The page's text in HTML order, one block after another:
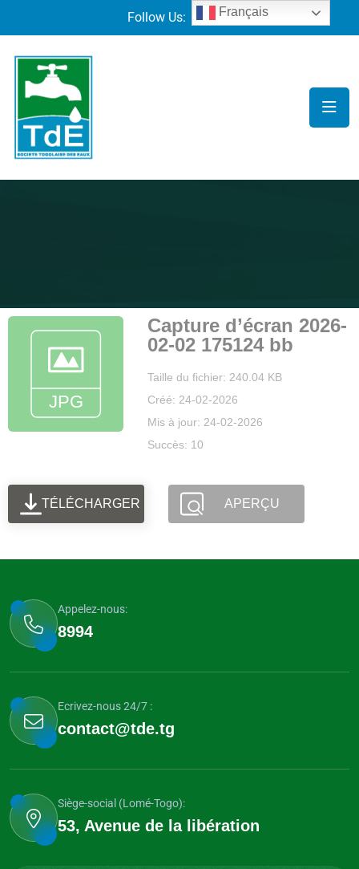
Follow Us:
Capture d’écran 2026-
02-02 175124 bb
Taille du fichier: 240.04 KB
Créé: 24-02-2026
Mis à jour: 24-02-2026
Succès: 10
TÉLÉCHARGER APERÇU
Appelez-nous:
8994
Ecrivez-nous 24/7 :
contact@tde.tg
Siège-social (Lomé-Togo):
53, Avenue de la libération
Français